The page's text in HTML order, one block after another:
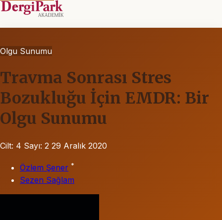
Olgu Sunumu
Travma Sonrası Stres
Bozukluğu İçin EMDR: Bir
Olgu Sunumu
Cilt: 4 Sayı: 2 29 Aralık 2020
Özlem Şener *
Sezen Sağlam